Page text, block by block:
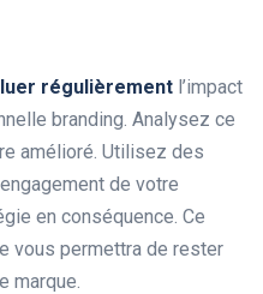
régulièrement l’impact
branding. Analysez ce
amélioré. Utilisez des
de votre
en conséquence. Ce
vous permettra de rester
marque.